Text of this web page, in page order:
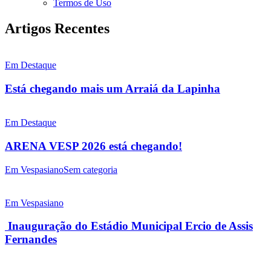
Termos de Uso
Artigos Recentes
Em Destaque
Está chegando mais um Arraiá da Lapinha
Em Destaque
ARENA VESP 2026 está chegando!
Em VespasianoSem categoria
Em Vespasiano
Inauguração do Estádio Municipal Ercio de Assis
Fernandes